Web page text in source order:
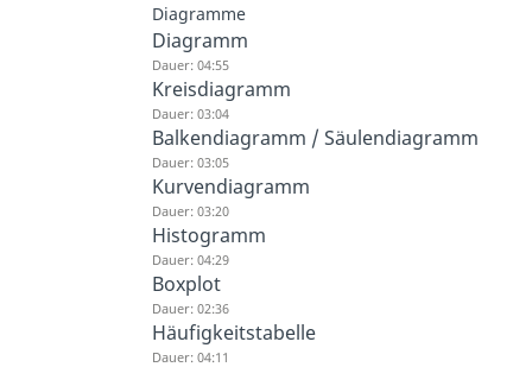
Diagramme
Diagramm
Dauer: 04:55
Kreisdiagramm
Dauer: 03:04
Balkendiagramm / Säulendiagramm
Dauer: 03:05
Kurvendiagramm
Dauer: 03:20
Histogramm
Dauer: 04:29
Boxplot
Dauer: 02:36
Häufigkeitstabelle
Dauer: 04:11